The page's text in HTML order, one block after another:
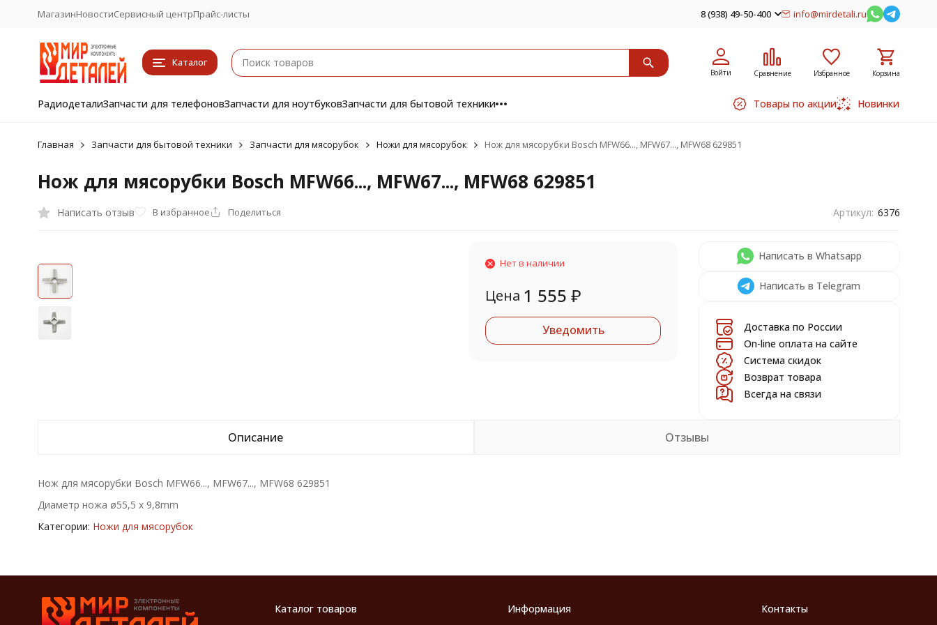
МагазинНовостиСервисный центрПрайс-листы 8 (938) 49-50-400 info@mirdetali.ru
Каталог
Войти Сравнение Избранное Корзина
РадиодеталиЗапчасти для телефоновЗапчасти для ноутбуковЗапчасти для бытовой техники Товары по акции Новинки
Главная Запчасти для бытовой техники Запчасти для мясорубок Ножи для мясорубок Нож для мясорубки Bosch MFW66..., MFW67..., MFW68 629851
Нож для мясорубки Bosch MFW66..., MFW67..., MFW68 629851
Написать отзыв В избранное Поделиться Артикул: 6376
Нет в наличии
Цена 1 555 ₽
Уведомить
Написать в Whatsapp
Написать в Telegram
Доставка по России
On-line оплата на сайте
Система скидок
Возврат товара
Всегда на связи
Описание Отзывы
Нож для мясорубки Bosch MFW66..., MFW67..., MFW68 629851
Диаметр ножа ø55,5 x 9,8mm
Категории: Ножи для мясорубок
Каталог товаров Информация Контакты